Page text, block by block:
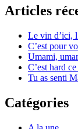
Articles
Le vin d’ici,
C’est pour
Umami,
C’est hard
Tu as senti
Catégories